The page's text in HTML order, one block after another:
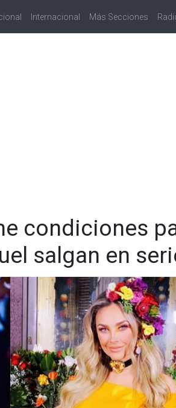
Internacional Más Secciones
condiciones
salgan en